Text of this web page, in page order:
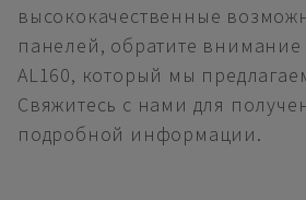
высококачественные
панелей, обратите внимание
AL160, который мы
Свяжитесь с нами для
подробной информации.